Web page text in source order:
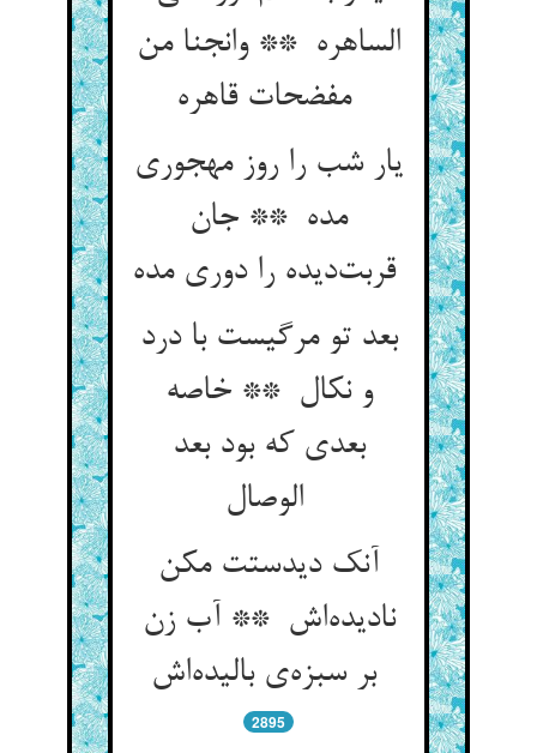
الساهره ** وانجنا من
مفضحات قاهره
یار شب را روز مهجوری
مده ** جان
قربت‌دیده را دوری مده
بعد تو مرگیست با درد
و نکال ** خاصه
بعدی که بود بعد
الوصال
آنک دیدستت مکن
نادیده‌اش ** آب زن
بر سبزه‌ی بالیده‌اش
2895